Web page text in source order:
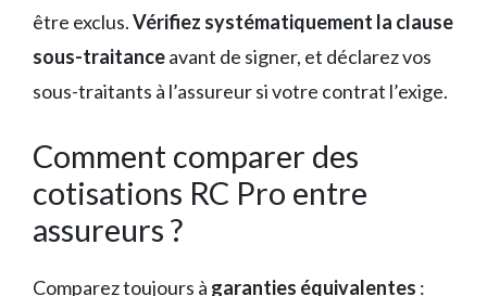
être exclus.Vérifiez systématiquement la clause
sous-traitanceavant de signer, et déclarez vos
sous-traitants à l’assureur si votre contrat l’exige.
Comment comparer des
cotisations RC Pro entre
assureurs ?
Comparez toujours à garanties équivalentes :